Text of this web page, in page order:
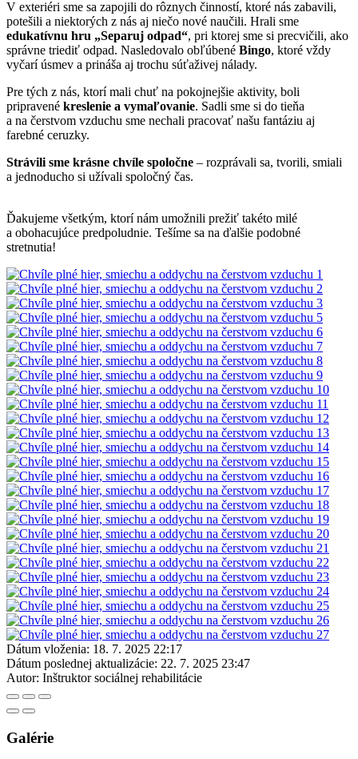
V exteriéri sme sa zapojili do rôznych činností, ktoré nás zabavili,
potešili a niektorých z nás aj niečo nové naučili. Hrali sme
edukatívnu hru „Separuj odpad“, pri ktorej sme si precvičili, ako
správne triediť odpad. Nasledovalo obľúbené Bingo, ktoré vždy
vyčarí úsmev a prináša aj trochu súťaživej nálady.
Pre tých z nás, ktorí mali chuť na pokojnejšie aktivity, boli
pripravené kreslenie a vymaľovanie. Sadli sme si do tieňa
a na čerstvom vzduchu sme nechali pracovať našu fantáziu aj
farebné ceruzky.
Strávili sme krásne chvíle spoločne – rozprávali sa, tvorili, smiali
a jednoducho si užívali spoločný čas.
Ďakujeme všetkým, ktorí nám umožnili prežiť takéto milé
a obohacujúce predpoludnie. Tešíme sa na ďalšie podobné
stretnutia!
Dátum vloženia: 18. 7. 2025 22:17
Dátum poslednej aktualizácie: 22. 7. 2025 23:47
Autor: Inštruktor sociálnej rehabilitácie
Galérie